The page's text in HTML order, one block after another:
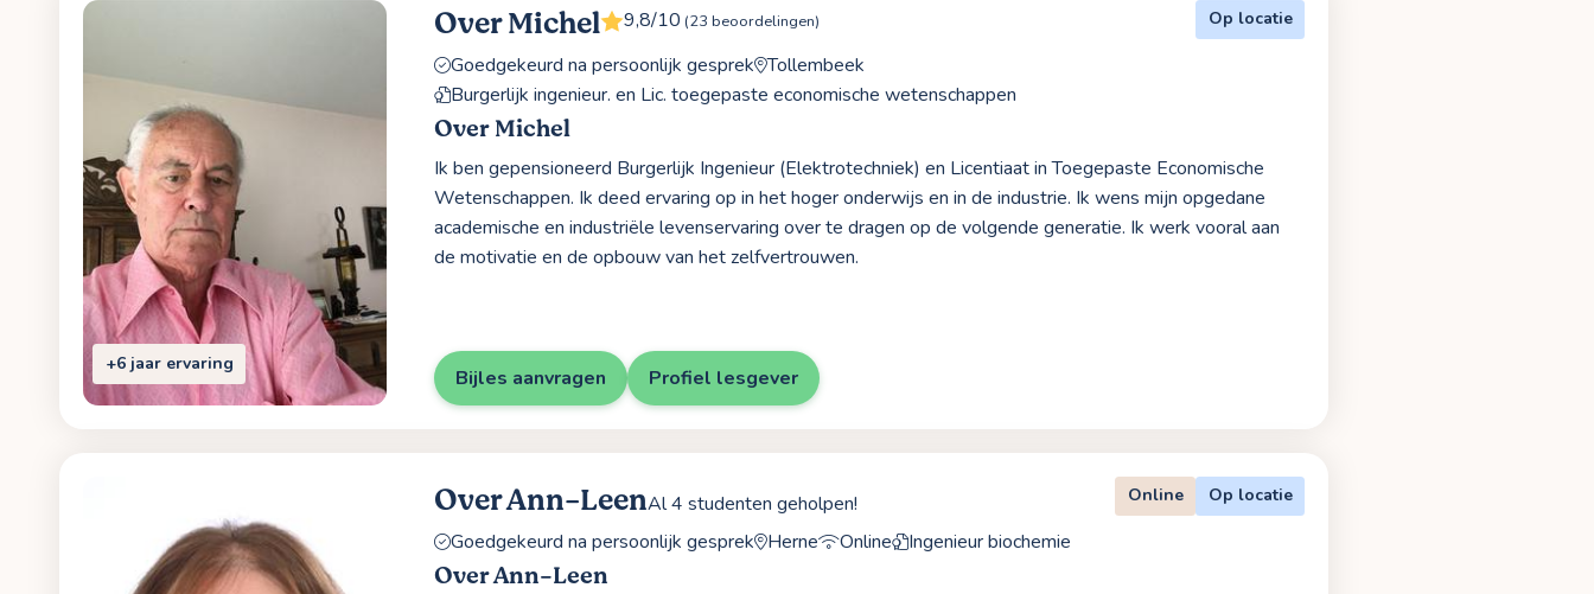
+6 jaar ervaring
Over Michel 9,8/10 (23 beoordelingen) Op locatie
Goedgekeurd na persoonlijk gesprek Tollembeek
Burgerlijk ingenieur. en Lic. toegepaste economische wetenschappen
Over Michel
Ik ben gepensioneerd Burgerlijk Ingenieur (Elektrotechniek) en Licentiaat in Toegepaste Economische
Wetenschappen. Ik deed ervaring op in het hoger onderwijs en in de industrie. Ik wens mijn opgedane
academische en industriële levenservaring over te dragen op de volgende generatie. Ik werk vooral aan
de motivatie en de opbouw van het zelfvertrouwen.
Bijles aanvragen Profiel lesgever
Over Ann-LeenAl 4 studenten geholpen! Online Op locatie
Goedgekeurd na persoonlijk gesprek Herne Online Ingenieur biochemie
Over Ann-Leen